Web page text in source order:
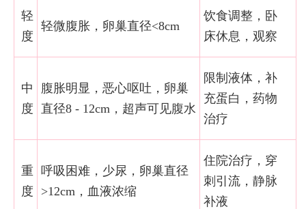
轻
度
轻微腹胀，卵巢直径<8cm
饮食调整，卧
床休息，观察
中
度
腹胀明显，恶心呕吐，卵巢
直径8 - 12cm，超声可见腹水
限制液体，补
充蛋白，药物
治疗
重
度
呼吸困难，少尿，卵巢直径
>12cm，血液浓缩
住院治疗，穿
刺引流，静脉
补液